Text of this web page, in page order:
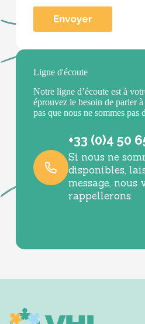
Ligne d'écoute
Notre ligne d’écoute est à
éprouvez le besoin de parler
pas que nous ne sommes pas
+33 (0)4 50
Si nous ne
disponibles,
message, nous
rappellerons.